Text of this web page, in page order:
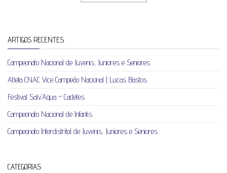
ARTIGOS RECENTES
Campeonato Nacional de Juvenis, Juniores e Seniores
Atleta CNAC Vice Campeão Nacional | Lucas Bastos
Festival Salv’Aqua – Cadetes
Campeonato Nacional de Infantis
Campeonato Interdistrital de Juvenis, Juniores e Seniores
CATEGORIAS